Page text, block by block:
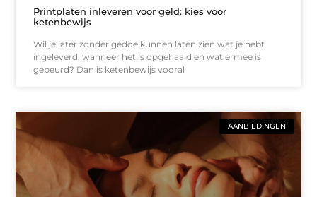
Printplaten inleveren voor geld: kies voor
ketenbewijs
Wil je later zonder gedoe kunnen laten zien wat je hebt
ingeleverd, wanneer het is opgehaald en wat ermee is
gebeurd? Dan is ketenbewijs vooral
AANBIEDINGEN